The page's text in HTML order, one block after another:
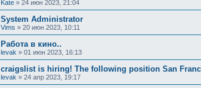
Kate » 24 июн 2023, 21:04
System Administrator
Vims » 20 июн 2023, 10:11
Работа в кино..
levak » 01 июн 2023, 16:13
craigslist is hiring! The following position San
levak » 24 апр 2023, 19:17